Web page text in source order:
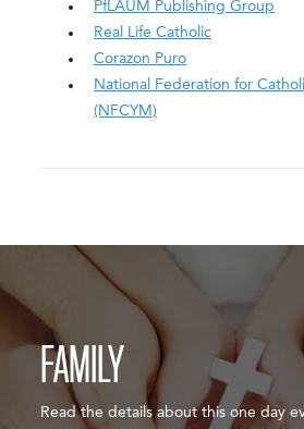
PfLAUM Publishing Group
Real Life Catholic
Corazon Puro
National Federation for
(NFCYM)
FAMILY
Read the details about this one day